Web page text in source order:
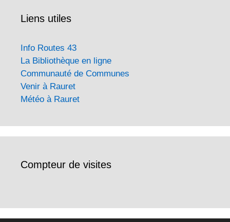
Liens utiles
Info Routes 43
La Bibliothèque en ligne
Communauté de Communes
Venir à Rauret
Météo à Rauret
Compteur de visites